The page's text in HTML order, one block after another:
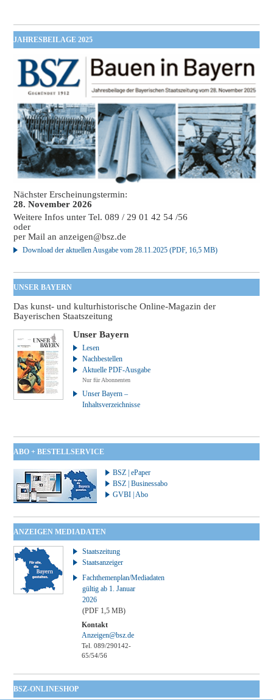
JAHRESBEILAGE 2025
Nächster Erscheinungstermin:
28. November 2026
Weitere Infos unter Tel. 089 / 29 01 42 54 /56
oder
per Mail ananzeigen@bsz.de
Download der aktuellen Ausgabe vom 28.11.2025 (PDF, 16,5 MB)
UNSER BAYERN
Das kunst- und kulturhistorische Online-Magazin der
Bayerischen Staatszeitung
Unser Bayern
Lesen
Nachbestellen
Aktuelle PDF-Ausgabe
Nur für Abonnenten
Unser Bayern –
Inhaltsverzeichnisse
ABO + BESTELLSERVICE
BSZ | ePaper
BSZ | Businessabo
GVBI | Abo
ANZEIGEN MEDIADATEN
Staatszeitung
Staatsanzeiger
Fachthemenplan/Mediadaten
gültig ab 1. Januar
2026
(PDF 1,5 MB)
Kontakt
Anzeigen@bsz.de
Tel. 089/290142-
65/54/56
BSZ-ONLINESHOP